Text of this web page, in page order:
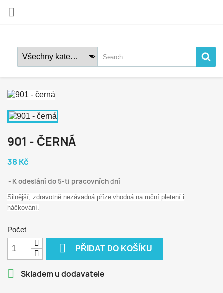

901 - ČERNÁ
38 Kč
K odeslání do 5-ti pracovních dní
Silnější, zdravotně nezávadná příze vhodná na ruční pletení i
háčkování.
Počet
 PŘIDAT DO KOŠÍKU
 Skladem u dodavatele